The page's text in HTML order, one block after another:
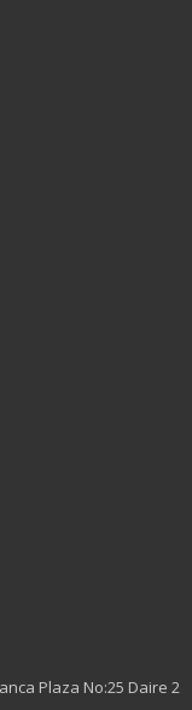
Plaza No:25 Daire 2